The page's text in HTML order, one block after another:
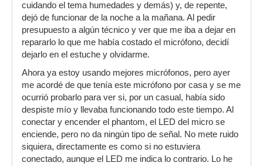
cuidando el tema humedades y demás) y, de repente,
dejó de funcionar de la noche a la mañana. Al pedir
presupuesto a algún técnico y ver que me iba a dejar en
repararlo lo que me había costado el micrófono, decidí
dejarlo en el estuche y olvidarme.
Ahora ya estoy usando mejores micrófonos, pero ayer
me acordé de que tenía este micrófono por casa y se me
ocurrió probarlo para ver si, por un casual, había sido
despiste mío y llevaba funcionando todo este tiempo. Al
conectar y encender el phantom, el LED del micro se
enciende, pero no da ningún tipo de señal. No mete ruido
siquiera, directamente es como si no estuviera
conectado, aunque el LED me indica lo contrario. Lo he